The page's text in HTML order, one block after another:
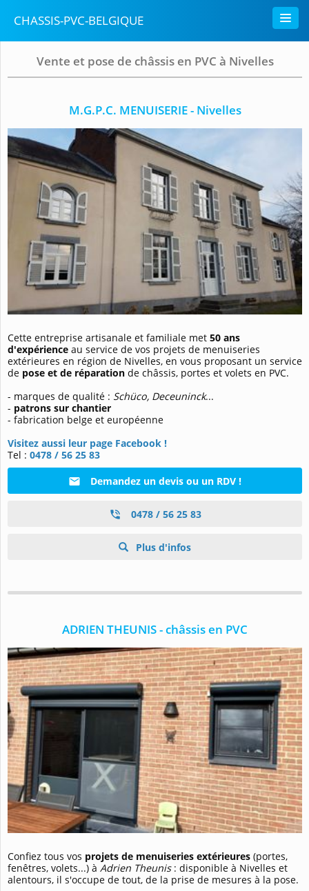
CHASSIS-PVC-BELGIQUE
Vente et pose de châssis en PVC à Nivelles
M.G.P.C. MENUISERIE - Nivelles
Cette entreprise artisanale et familiale met 50 ans
d'expérience au service de vos projets de menuiseries
extérieures en région de Nivelles, en vous proposant un service
de pose et de réparation de châssis, portes et volets en PVC.
- marques de qualité : Schüco, Deceuninck...
- patrons sur chantier
- fabrication belge et européenne
Visitez aussi leur page Facebook !
Tel : 0478 / 56 25 83
Demandez un devis ou un RDV !
0478 / 56 25 83
Plus d'infos
ADRIEN THEUNIS - châssis en PVC
Confiez tous vos projets de menuiseries extérieures (portes,
fenêtres, volets...) à Adrien Theunis: disponible à Nivelles et
alentours, il s'occupe de tout, de la prise de mesures à la pose.